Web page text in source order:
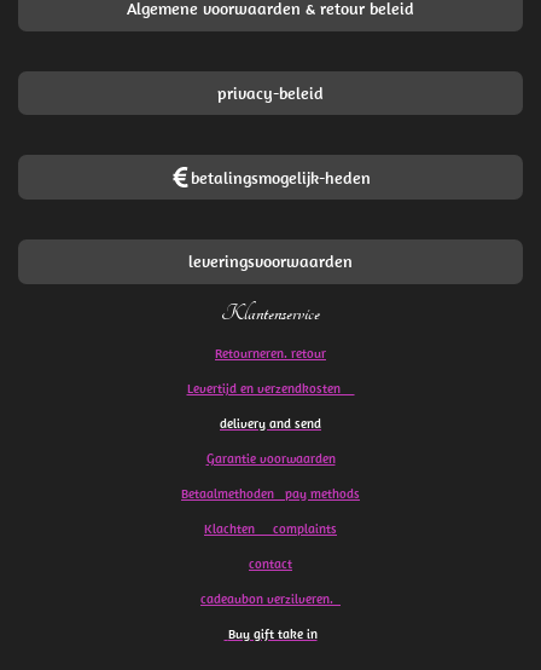
Algemene voorwaarden & retour beleid
privacy-beleid
betalingsmogelijk-heden
leveringsvoorwaarden
Klantenservice
Retourneren. retour
Levertijd en verzendkosten
delivery and send
Garantie voorwaarden
Betaalmethoden pay methods
Klachten complaints
contact
cadeaubon verzilveren.
Buy gift take in